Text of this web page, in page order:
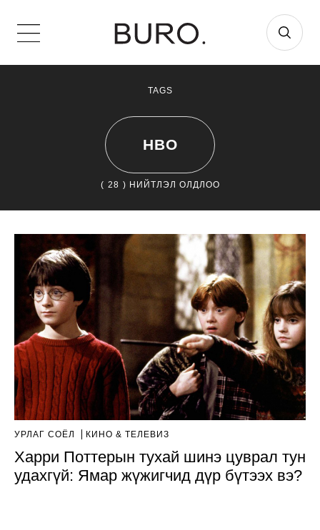
TAGS
HBO
( 28 ) НИЙТЛЭЛ ОЛДЛОО
УРЛАГ СОЁЛ КИНО & ТЕЛЕВИЗ
Харри Поттерын тухай шинэ цуврал тун
удахгүй: Ямар жүжигчид дүр бүтээх вэ?